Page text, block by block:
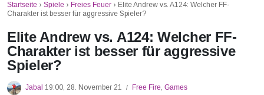
Startseite › Spiele › Freies Feuer › Elite Andrew vs. A124: Welcher FF-
Charakter ist besser für aggressive Spieler?
Elite Andrew vs. A124: Welcher FF-
Charakter ist besser für aggressive
Spieler?
Jabal 19:00, 28. November 21 / Free Fire, Games